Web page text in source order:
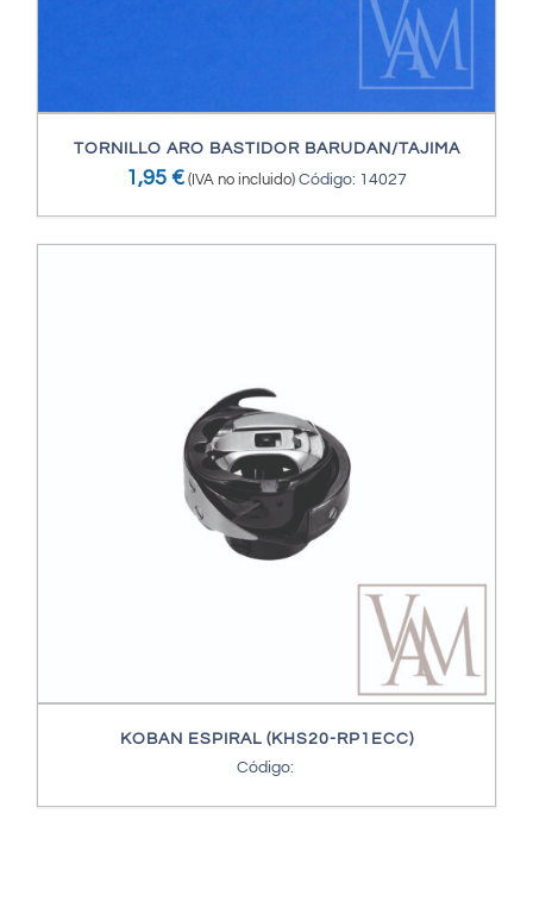
TORNILLO ARO BASTIDOR BARUDAN/TAJIMA
1,95 € (IVA no incluido) Código: 14027
KOBAN ESPIRAL (KHS20-RP1ECC)
Código: